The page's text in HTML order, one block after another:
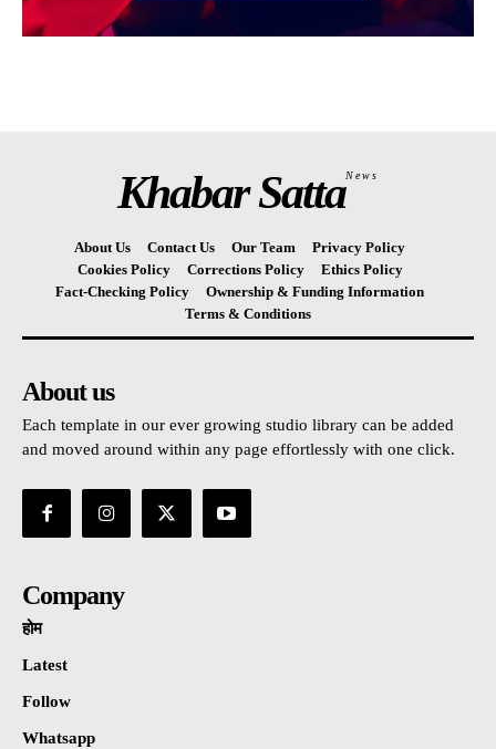
Khabar SattaNews
About Us Contact Us Our Team
Privacy Policy
Cookies Policy
Corrections Policy
Ethics Policy
Fact-Checking Policy
Ownership & Funding Information
Terms & Conditions
About us
Each template in our ever growing studio library can be added
and moved around within any page effortlessly with one click.
Company
होम
Latest
Follow
Whatsapp